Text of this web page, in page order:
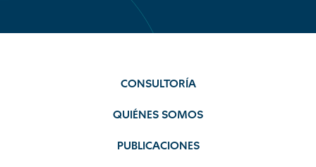
CONSULTORÍA
QUIÉNES SOMOS
PUBLICACIONES